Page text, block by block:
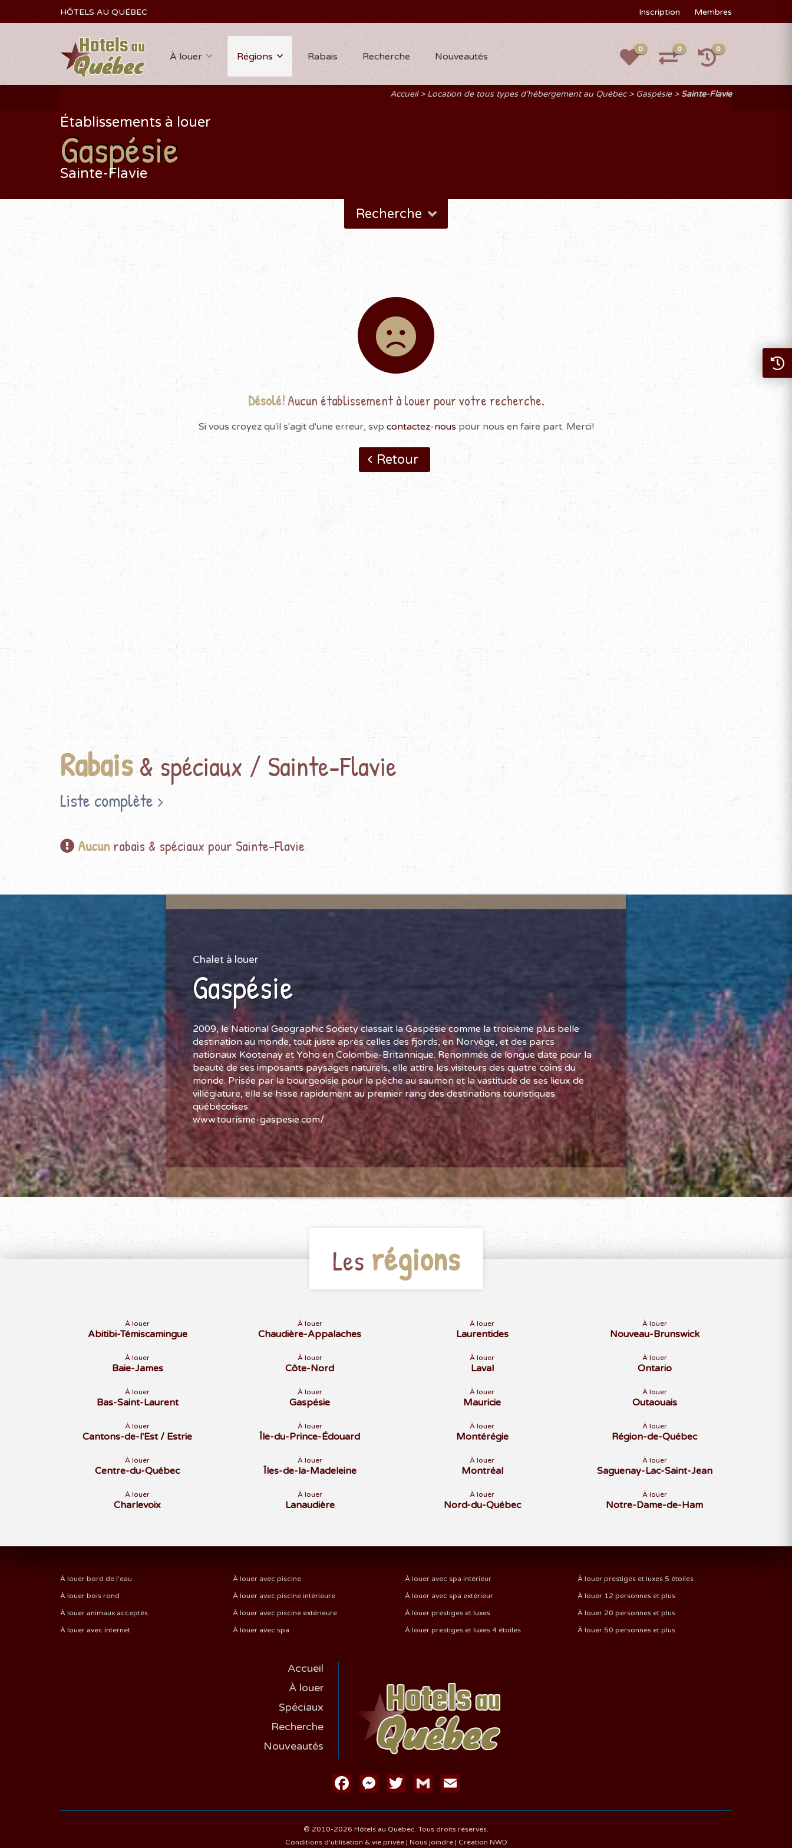
HÔTELS AU QUÉBEC Inscription Membres
À louer Régions Rabais Recherche Nouveautés
0 0 0
Accueil Location de tous types d'hébergement au Québec Gaspésie Sainte-Flavie
Établissements à louer
Gaspésie
Sainte-Flavie
Recherche
Désolé!Aucun établissement à louer pour votre recherche.
Si vous croyez qu'il s'agit d'une erreur, svp contactez-nouspour nous en faire part. Merci!
Retour
Rabais& spéciaux / Sainte-Flavie
Liste complète
Aucun rabais & spéciaux pour Sainte-Flavie
Chalet à louer
Gaspésie
2009, le National Geographic Society classait la Gaspésie comme la troisième plus belle
destination au monde, tout juste après celles des fjords, en Norvège, et des parcs
nationaux Kootenay et Yoho en Colombie-Britannique. Renommée de longue date pour la
beauté de ses imposants paysages naturels, elle attire les visiteurs des quatre coins du
monde. Prisée par la bourgeoisie pour la pêche au saumon et la vastitude de ses lieux de
villégiature, elle se hisse rapidement au premier rang des destinations touristiques
québécoises.
www.tourisme-gaspesie.com/
Les régions
À louer
Abitibi-Témiscamingue
À louer
Baie-James
À louer
Bas-Saint-Laurent
À louer
Cantons-de-l'Est / Estrie
À louer
Centre-du-Québec
À louer
Charlevoix
À louer
Chaudière-Appalaches
À louer
Côte-Nord
À louer
Gaspésie
À louer
Île-du-Prince-Édouard
À louer
Îles-de-la-Madeleine
À louer
Lanaudière
À louer
Laurentides
À louer
Laval
À louer
Mauricie
À louer
Montérégie
À louer
Montréal
À louer
Nord-du-Québec
À louer
Nouveau-Brunswick
À louer
Ontario
À louer
Outaouais
À louer
Région-de-Québec
À louer
Saguenay-Lac-Saint-Jean
À louer
Notre-Dame-de-Ham
À louer bord de l'eau
À louer bois rond
À louer animaux acceptés
À louer avec internet
À louer avec piscine
À louer avec piscine intérieure
À louer avec piscine extérieure
À louer avec spa
À louer avec spa intérieur
À louer avec spa extérieur
À louer prestiges et luxes
À louer prestiges et luxes 4 étoiles
À louer prestiges et luxes 5 étoiles
À louer 12 personnes et plus
À louer 20 personnes et plus
À louer 50 personnes et plus
Accueil
À louer
Spéciaux
Recherche
Nouveautés
FacebookMessenger
Twitter Gmail
© 2010-2026 Hôtels au Québec. Tous droits réservés.
Conditions d'utilisation & vie privée| Nous joindre| Création NWD